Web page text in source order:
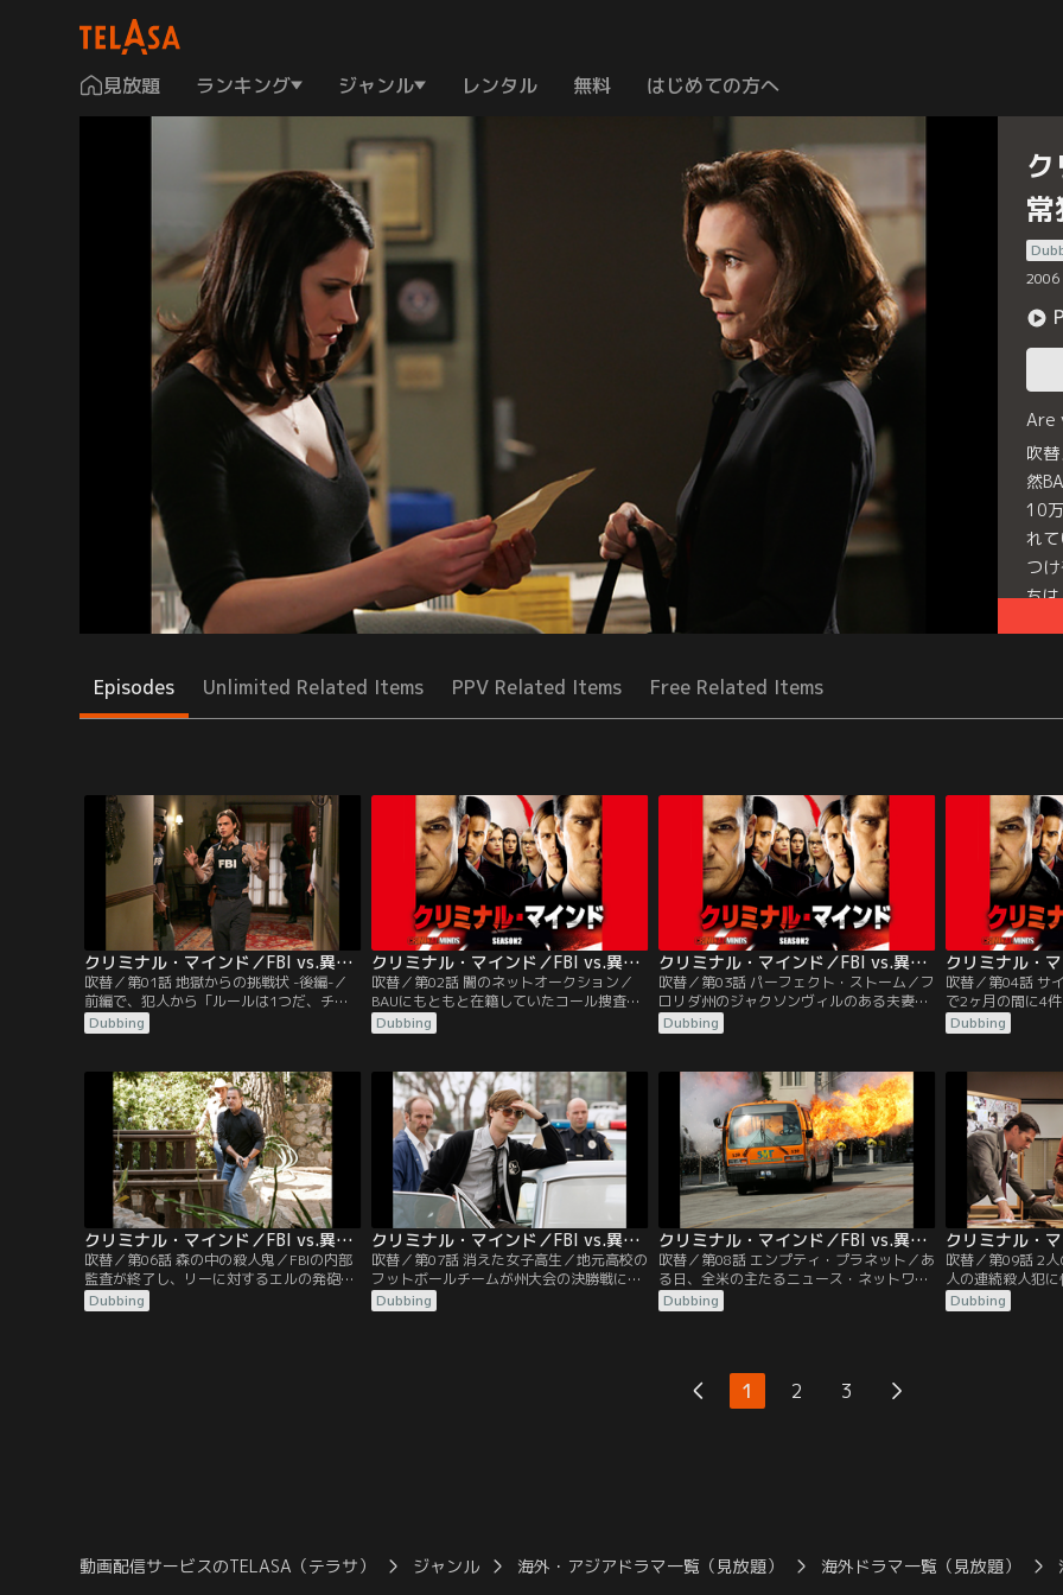
見放題 ランキング ジャンル レンタル 無料 はじめての方へ
2006
Are
吹
然
10
れ
つ
ち
Episodes Unlimited Related Items PPV Related Items Free Related Items
クリミナル・マインド／FBI vs.異常犯罪 シーズン2 第01話／吹替
吹替／第01話 地獄からの挑戦状 -後編-／
前編で、犯人から「ルールは1つだ、チー
ムのメンバーだけで問題を解決すること」
といわれていたBAUチーム。犯人はガルシ
の個人情報をすべて手に入れていた。記者
会見を行ったことに激怒してエルを襲った
犯人。意識不明の重体に陥ったエルは息を
吹き返すのだろうか？
Dubbing
クリミナル・マインド／FBI vs.異常犯罪 シーズン2 第02話／吹替
吹替／第02話 闇のネットオークション／
BAUにもともと在籍していたコール捜査官
よりBAUに捜査依頼がかかる。一年以上前
にインターネット上で拉致されていた少年
ンにかけられていた。少年の画像にはオー
クション時計がつけられ、残り時間は18時
間を切っていた。
Dubbing
クリミナル・マインド／FBI vs.異常犯罪 シーズン2 第03話／吹替
吹替／第03話 パーフェクト・ストーム／フ
ロリダ州のジャクソンヴィルのある夫妻の
元に、1枚のDVDが届く。そこに映し出さ
れたのは驚きの映像だった。この地方では
元警察よりBAUに捜査の依頼がくる。ギデ
オンたちは、犯人がサディスト型レイプ犯
で、複数による犯行だと、推測し、捜査に
とりかかるが……。
Dubbing
吹替／第04話 サ
で2ヶ月の間に4
ーマスクをつけ
で、人質の服を
を加えるなど、
していった。ま
中で長男ジャッ
チは妻のヘイリ
Dubbing
クリミナル・マインド／FBI vs.異常犯罪 シーズン2 第06話／吹替
吹替／第06話 森の中の殺人鬼／FBIの内部
監査が終了し、リーに対するエルの発砲が
正当防衛と認められたことをホッチが伝え
る。しかし、ホッチはエルに精神鑑定を受
Dubbing
クリミナル・マインド／FBI vs.異常犯罪 シーズン2 第07話／吹替
吹替／第07話 消えた女子高生／地元高校の
フットボールチームが州大会の決勝戦に出
場することになり、町を挙げての応援で盛
り上がる。決勝戦で盛り上がる中、3人の
Dubbing
クリミナル・マインド／FBI vs.異常犯罪 シーズン2 第08話／吹替
吹替／第08話 エンプティ・プラネット／あ
る日、全米の主たるニュース・ネットワー
クに同一内容の脅迫電話がかけられる。内
容は「すべてが始まった場所のバスが爆発
マスコミの情報を操作するJJ。また、リー
ドは犯人がかけてきた電話から、SF小説を
模倣したものであると気付く…。
Dubbing
吹替／第09話 2
人の連続殺人犯
ントルイス。白
レイプして森に
Dubbing
1 2 3
動画配信サービスのTELASA（テラサ） ジャンル 海外・アジアドラマ一覧（見放題） 海外ドラマ一覧（見放題）